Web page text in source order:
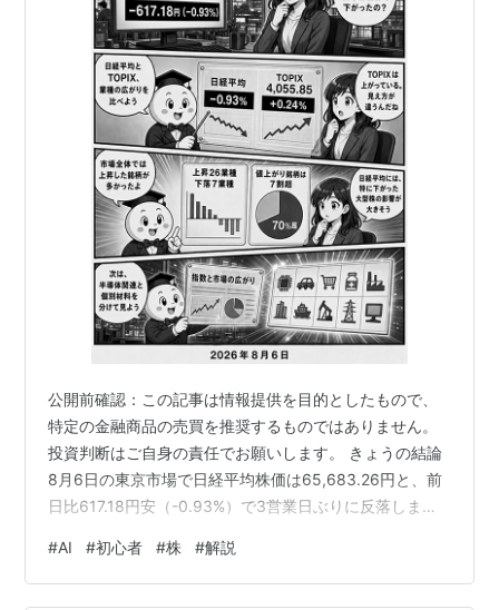
公開前確認：この記事は情報提供を目的としたもので、
特定の金融商品の売買を推奨するものではありません。
投資判断はご自身の責任でお願いします。 きょうの結論
8月6日の東京市場で日経平均株価は65,683.26円と、前
日比617.18円安（-0.93%）で3営業日ぶりに反落しまし
AI・半導体関連を中心に利益確定の売りが広がりまし
た。 ただ、TOPIXは4,055.85と9.68ポイント高
#AI #初心者 #株 #解説